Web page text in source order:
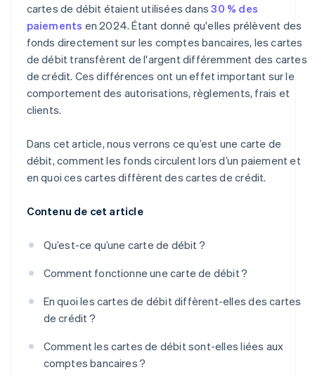
cartes de débit étaient utilisées dans30 % des
paiements en 2024. Étant donné qu'elles prélèvent des
fonds directement sur les comptes bancaires, les cartes
de débit transfèrent de l'argent différemment des cartes
de crédit. Ces différences ont un effet important sur le
comportement des autorisations, règlements, frais et
clients.
Dans cet article, nous verrons ce qu’est une carte de
débit, comment les fonds circulent lors d’un paiement et
en quoi ces cartes diffèrent des cartes de crédit.
Contenu de cet article
Qu’est-ce qu’une carte de débit ?
Comment fonctionne une carte de débit ?
En quoi les cartes de débit diffèrent-elles des cartes
de crédit ?
Comment les cartes de débit sont-elles liées aux
comptes bancaires ?